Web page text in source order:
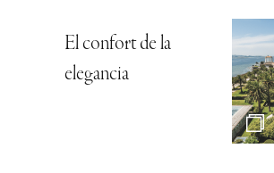
El confort de la
elegancia